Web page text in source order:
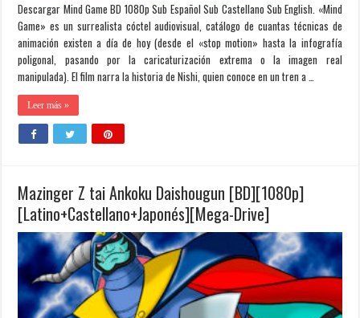
Descargar Mind Game BD 1080p Sub Español Sub Castellano Sub English. «Mind
Game» es un surrealista cóctel audiovisual, catálogo de cuantas técnicas de
animación existen a día de hoy (desde el «stop motion» hasta la infografía
poligonal, pasando por la caricaturización extrema o la imagen real
manipulada). El film narra la historia de Nishi, quien conoce en un tren a …
Leer más »
Mazinger Z tai Ankoku Daishougun [BD][1080p]
[Latino+Castellano+Japonés][Mega-Drive]